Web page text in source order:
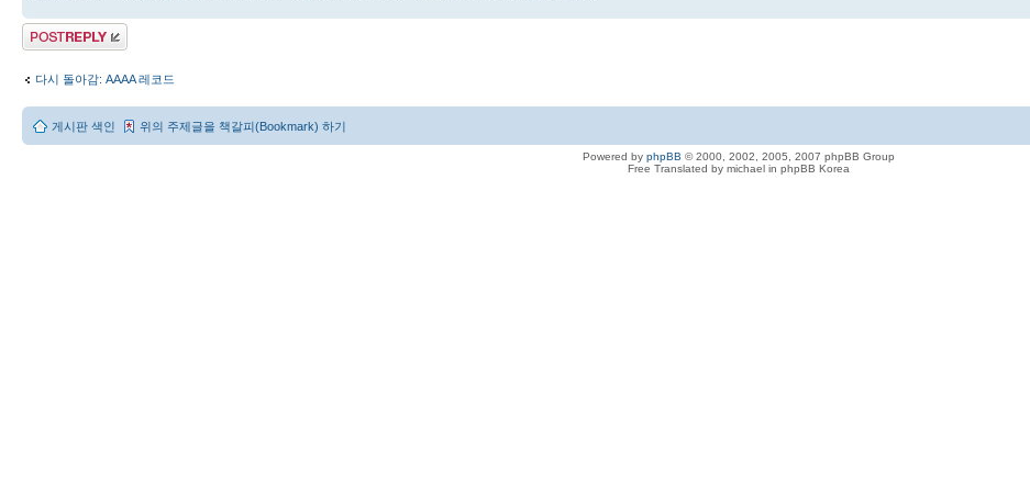
답변 게시글
다시 돌아감: AAAA 레코드
게시판 색인 위의 주제글을 책갈피(Bookmark) 하기
Powered by phpBB © 2000, 2002, 2005, 2007 phpBB Group
Free Translated by michael in phpBB Korea